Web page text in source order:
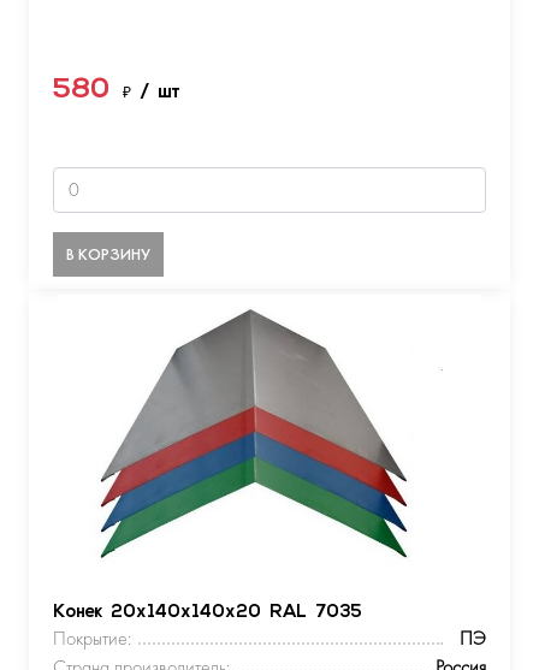
580 ₽ / шт
В КОРЗИНУ
Конек 20х140х140х20 RAL 7035
Покрытие:
ПЭ